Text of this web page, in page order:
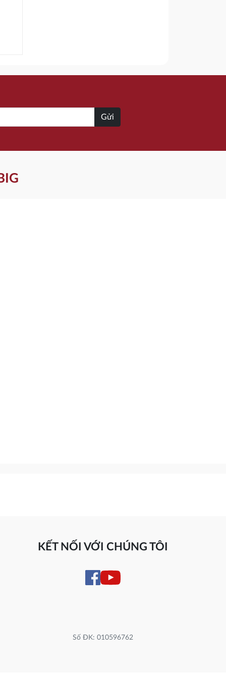
Gửi
KẾT NỐI VỚI CHÚNG TÔI
Số ĐK: 010596762